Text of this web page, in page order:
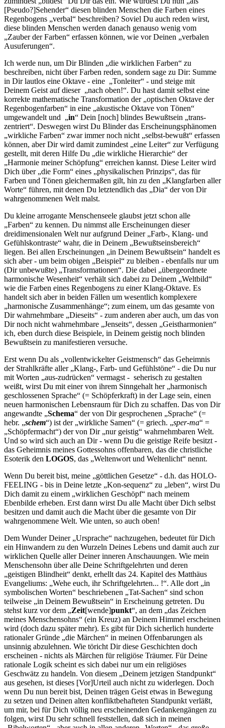
[Pseudo?]Sehender“ diesen blinden Menschen die Farben eines
Regenbogens „verbal“ beschreiben? Soviel Du auch reden wirst,
diese blinden Menschen werden danach genauso wenig vom
„Zauber der Farben“ erfassen können, wie vor Deinen „verbalen
Ausuferungen“.
Ich werde nun, um Dir Blinden „die wirklichen Farben“ zu
beschreiben, nicht über Farben reden, sondern sage zu Dir: Summe
in Dir lautlos eine Oktave - eine „Tonleiter“ - und steige mit
Deinem Geist auf dieser „nach oben!“. Du hast damit selbst eine
korrekte mathematische Transformation der „optischen Oktave der
Regenbogenfarben“ in eine „akustische Oktave von Tönen“
umgewandelt und „in“ Dein [noch] blindes Bewußtsein „trans-
zentriert“. Deswegen wirst Du Blinder das Erscheinungsphänomen
„wirkliche Farben“ zwar immer noch nicht „selbst-bewußt“ erfassen
können, aber Dir wird damit zumindest „eine Leiter“ zur Verfügung
gestellt, mit deren Hilfe Du „die wirkliche Hierarchie“ der
„Harmonie meiner Schöpfung“ erreichen kannst. Diese Leiter wird
Dich über „die Form“ eines „physikalischen Prinzips“, das für
Farben und Tönen gleichermaßen gilt, hin zu den „Klangfarben aller
Worte“ führen, mit denen Du letztendlich das „Dia“ der von Dir
wahrgenommenen Welt malst.
Du kleine arrogante Menschenseele glaubst jetzt schon alle
„Farben“ zu kennen. Du nimmst alle Erscheinungen dieser
dreidimensionalen Welt nur aufgrund Deiner „Farb-, Klang- und
Gefühlskontraste“ wahr, die in Deinem „Bewußtseinsbereich“
liegen. Bei allen Erschein­ungen „in Deinem Bewußtsein“ handelt es
sich aber - um beim obigen „Beispiel“ zu bleiben - ebenfalls nur um
(Dir unbewußte) „Transformationen“. Die dabei „übergeordnete
harmonische Wesenheit“ verhält sich dabei zu Deinem „Weltbild“
wie die Farben eines Regenbogens zu einer Klang-Oktave. Es
handelt sich aber in beiden Fällen um wesentlich komplexere
„harmonische Zusammenhänge“; zum einem, um das gesamte von
Dir wahrnehmbare „Dieseits“ - zum anderen aber auch, um das von
Dir noch nicht wahrnehmbare „Jenseits“, dessen „Geistharmonien“
ich, eben durch diese Beispiele, in Deinem geistig noch blinden
Bewußtsein zu manifestieren versuche.
Erst wenn Du als „vollentwickelter Geistmensch“ das Geheimnis
der Strahlkräfte aller „Klang-, Farb- und Gefühlstöne“ - die Du nur
mit Worten „aus-zudrücken“ vermagst - seherisch zu gestalten
weißt, wirst Du mit einer von ihrem Sinngehalt her „harmonisch
geschlossenen Sprache“ (= Schöpferkraft) in der Lage sein, einen
neuen harmonischen Lebensraum für Dich zu schaffen. Das von Dir
angewandte „Schema“ der von Dir gesprochenen „Sprache“ (=
hebr. „schem“) ist der „wirkliche Samen“ (= griech. „sper-ma“ =
„Schöpfermacht“) der von Dir „nur geistig“ wahrnehmbaren Welt.
Und so wird sich auch an Dir - wenn Du die geistige Reife besitzt -
das Geheimnis meines Gottessohns offenbaren, das die christliche
Esoterik den LOGOS, das „Weltenwort und Weltenlicht“ nennt.
Wenn Du bereit bist, meine „göttlichen Gesetze“ - d.h. das HOLO-
FEELING - bis in Deine letzte „Kon-sequenz“ zu „leben“, wirst Du
Dich damit zu einem „wirklichen Geschöpf“ nach meinem
Ebenbilde erheben. Erst dann wirst Du alle Macht über Dich selbst
besitzen und damit auch die Macht über die gesamte von Dir
wahrgenommene Welt. Wie unten, so auch oben!
Dem Wunder Deiner „Ursprache“ nachzugehen, bedeutet für Dich
ein Hinwandern zu den Wurzeln Deines Lebens und damit auch zur
wirklichen Quelle aller Deiner inneren Anschauungen. Wie mein
Menschensohn über alle Deine Schriftgelehrten und deren
„geistigen Blindheit“ denkt, erhellt das 24. Kapitel des Matthäus
Evangeliums: „Wehe euch, ihr Schriftgelehrten... !“. Alle dort „in
symbolischen Worten“ beschriebenen „Tat-Sachen“ sind schon
teilweise „in Deinem Bewußtsein“ in Erscheinung getreten. Du
stehst kurz vor dem „Zeit[wende]­punkt“, an dem „das Zeichen
meines Menschensohns“ (ein Kreuz) an Deinem Himmel erscheinen
wird (doch dazu später mehr). Es gibt für Dich sicherlich hunderte
rationaler Gründe „die Märchen“ in meinen Offenbarungen als
unsinnig abzulehnen. Wie töricht Dir diese Geschichten doch
erscheinen - nichts als Märchen für religiöse Träumer. Für Deine
rationale Logik scheint es sich dabei nur um ein religiöses
Geschwätz zu handeln. Von diesem „Deinem jetzigen Standpunkt“
aus gesehen, ist dieses [Vor]Urteil auch nicht zu widerlegen. Doch
wenn Du nun bereit bist, Deinen trägen Geist etwas in Bewegung
zu setzen und Deinen alten konfliktbehafteten Standpunkt verläßt,
um mir, bei für Dich völlig neu erscheinenden Gedankengängen zu
folgen, wirst Du sehr schnell feststellen, daß sich in meinen